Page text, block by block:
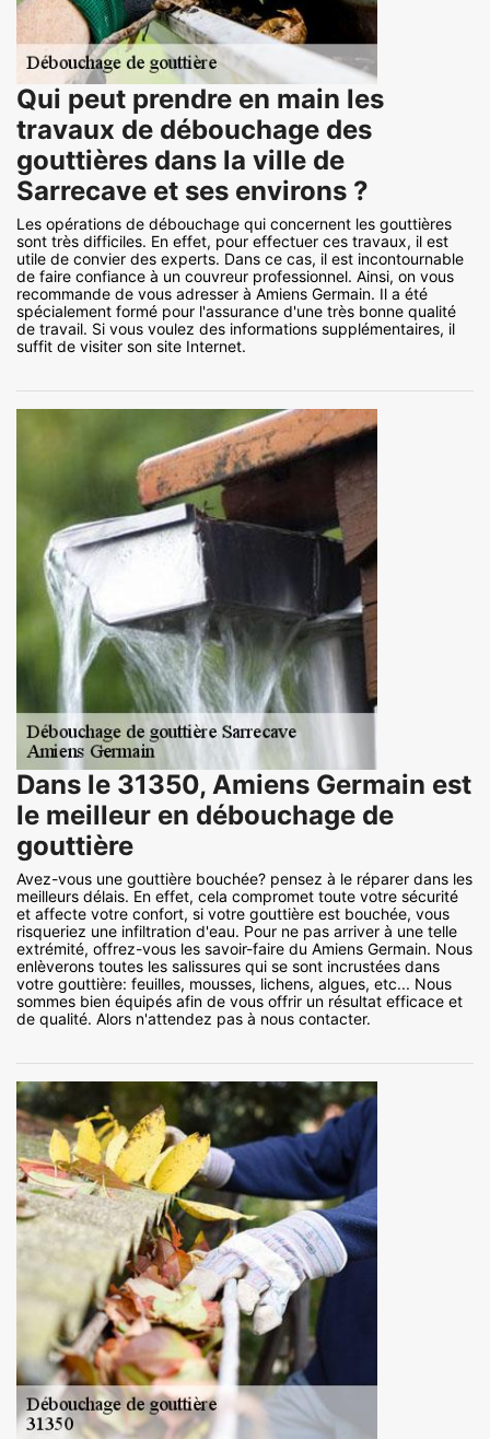
Qui peut prendre en main les
travaux de débouchage des
gouttières dans la ville de
Sarrecave et ses environs ?
Les opérations de débouchage qui concernent les gouttières
sont très difficiles. En effet, pour effectuer ces travaux, il est
utile de convier des experts. Dans ce cas, il est incontournable
de faire confiance à un couvreur professionnel. Ainsi, on vous
recommande de vous adresser à Amiens Germain. Il a été
spécialement formé pour l'assurance d'une très bonne qualité
de travail. Si vous voulez des informations supplémentaires, il
suffit de visiter son site Internet.
Dans le 31350, Amiens Germain est
le meilleur en débouchage de
gouttière
Avez-vous une gouttière bouchée? pensez à le réparer dans les
meilleurs délais. En effet, cela compromet toute votre sécurité
et affecte votre confort, si votre gouttière est bouchée, vous
risqueriez une infiltration d'eau. Pour ne pas arriver à une telle
extrémité, offrez-vous les savoir-faire du Amiens Germain. Nous
enlèverons toutes les salissures qui se sont incrustées dans
votre gouttière: feuilles, mousses, lichens, algues, etc... Nous
sommes bien équipés afin de vous offrir un résultat efficace et
de qualité. Alors n'attendez pas à nous contacter.